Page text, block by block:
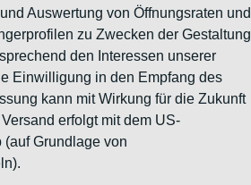
Auswertung von Öffnungsraten und
zu Zwecken der Gestaltung
den Interessen unserer
Einwilligung in den Empfang des
kann mit Wirkung für die Zukunft
erfolgt mit dem US-
Grundlage von